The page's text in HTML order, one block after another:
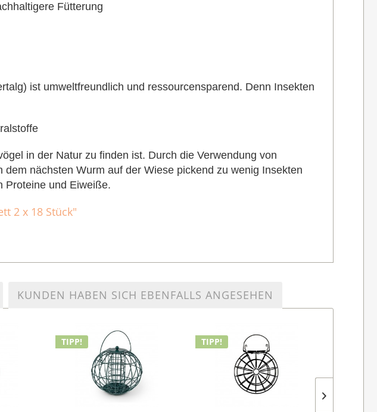
Fütterung
ist umweltfreundlich und ressourcensparend. Denn Insekten
in der Natur zu finden ist. Durch die Verwendung von
nächsten Wurm auf der Wiese pickend zu wenig Insekten
Proteine und Eiweiße.
2 x 18 Stück"
KUNDEN HABEN SICH EBENFALLS ANGESEHEN
TIPP! TIPP!